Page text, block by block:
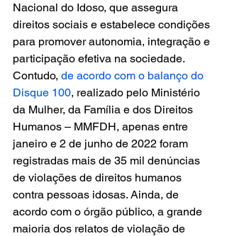
Nacional do Idoso, que assegura
direitos sociais e estabelece condições
para promover autonomia, integração e
participação efetiva na sociedade.
Contudo, de acordo com o balanço do
Disque 100, realizado pelo Ministério
da Mulher, da Família e dos Direitos
Humanos – MMFDH, apenas entre
janeiro e 2 de junho de 2022 foram
registradas mais de 35 mil denúncias
de violações de direitos humanos
contra pessoas idosas. Ainda, de
acordo com o órgão público, a grande
maioria dos relatos de violação de